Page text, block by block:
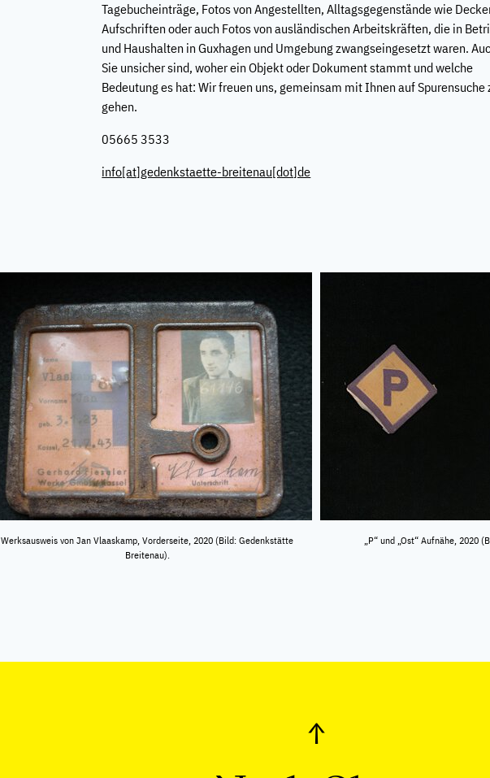
Tagebucheinträge, Fotos von Angestellten, Alltagsgegenstände wie
Aufschriften oder auch Fotos von ausländischen Arbeitskräften, die in
und Haushalten in Guxhagen und Umgebung zwangseingesetzt waren.
Sie unsicher sind, woher ein Objekt oder Dokument stammt und welche
Bedeutung es hat: Wir freuen uns, gemeinsam mit Ihnen auf Spurensuche
gehen.
05665 3533
info[at]gedenkstaette-breitenau[dot]de
Werksausweis von Jan Vlaaskamp, Vorderseite, 2020 (Bild: Gedenkstätte
Breitenau).
„P“ und „Ost“ Aufnähe, 2020
↑